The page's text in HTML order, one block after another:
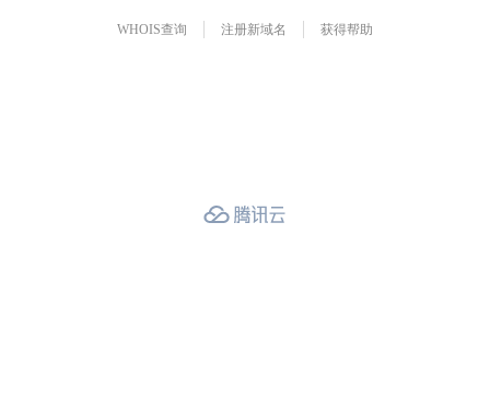
WHOIS查询 注册新域名 获得帮助